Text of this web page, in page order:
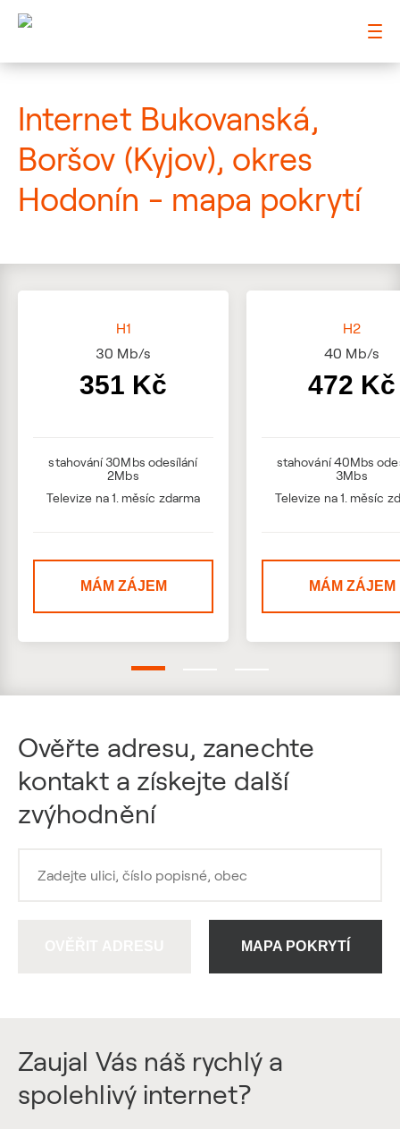
Internet Bukovanská,
Boršov (Kyjov), okres
Hodonín - mapa pokrytí
H1
30 Mb/s
351 Kč
stahování 30Mbs odesílání
2Mbs
Televize na 1. měsíc zdarma
MÁM ZÁJEM
H2
40 Mb/s
472 Kč
stahování 40Mbs
3Mbs
Televize na 1. měsíc
MÁM ZÁJEM
Ověřte adresu, zanechte
kontakt a získejte další
zvýhodnění
MAPA POKRYTÍ
Zaujal Vás náš rychlý a
spolehlivý internet?
: Mapa pokrytí ulice